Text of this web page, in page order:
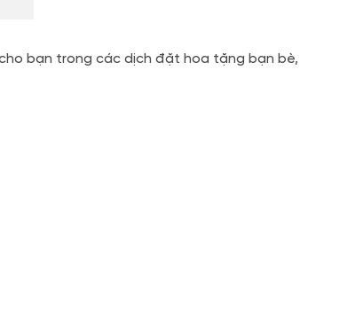
bạn trong các dịch đặt hoa tặng bạn bè,